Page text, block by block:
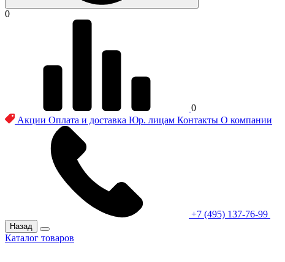
0
0
Акции Оплата и доставка Юр. лицам Контакты О компании
+7 (495) 137-76-99
Назад
Каталог товаров